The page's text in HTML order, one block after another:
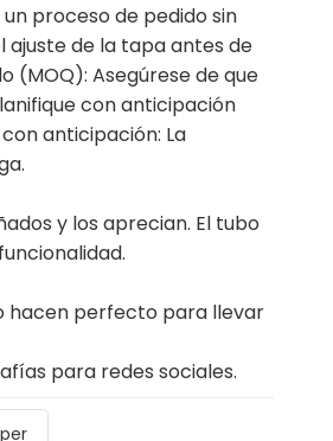
proceso de pedido sin
ajuste de la tapa antes de
(MOQ): Asegúrese de que
con anticipación
anticipación: La
y los aprecian. El tubo
hacen perfecto para llevar
para redes sociales.